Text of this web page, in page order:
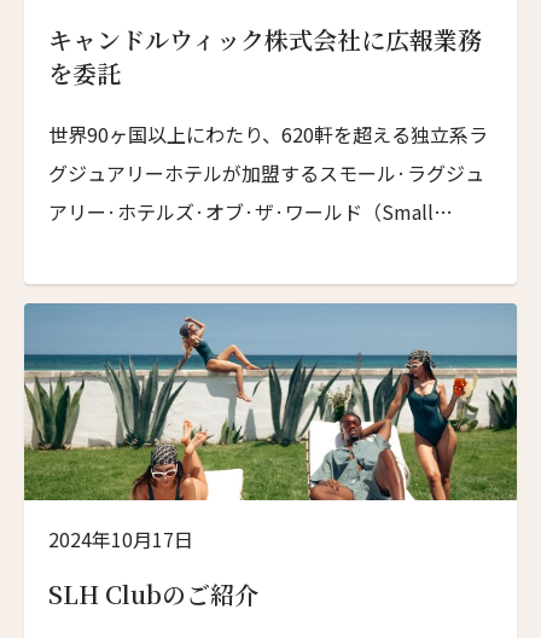
キャンドルウィック株式会社に広報業務
を委託
世界90ヶ国以上にわたり、620軒を超える独立系ラ
グジュアリーホテルが加盟するスモール·ラグジュ
アリー·ホテルズ·オブ·ザ·ワールド（Small
[…]
2024年10月17日
SLH Clubのご紹介